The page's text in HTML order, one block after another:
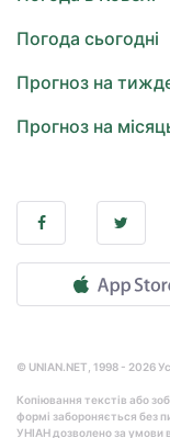
Погода сьогодні
Прогноз на
Прогноз на
© UNIAN.NET, 1998 - 2026
Копіювання текстів або
формі забороняється без
УНІАН дозволено за умови